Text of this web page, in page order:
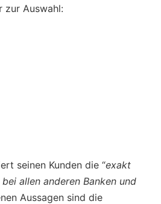
zur Auswahl:
seinen Kunden die “exakt
allen anderen Banken und
Aussagen sind die